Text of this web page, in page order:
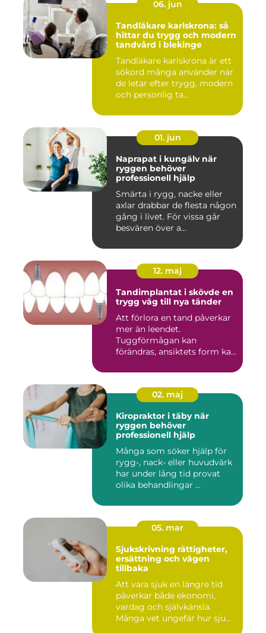
06. jun
Tandläkare karlskrona: så
hittar du trygg och modern
tandvård i blekinge
Tandläkare karlskrona är ett
sökord många använder när
de letar efter trygg, modern
och personlig ta...
01. jun
Naprapat i kungälv när
ryggen behöver
professionell hjälp
Smärta i rygg, nacke eller
axlar drabbar de flesta någon
gång i livet. För vissa går
besvären över a...
12. maj
Tandimplantat i skövde en
trygg väg till nya tänder
Att förlora en tand påverkar
mer än leendet.
Tuggförmågan kan
förändras, ansiktets form kan
02. maj
Kiropraktor i täby när
ryggen behöver
professionell hjälp
Många som söker hjälp för
rygg-, nack- eller huvudvärk
har under lång tid provat
olika behandlingar ...
05. mar
Sjukskrivning rättigheter,
ersättning och vägen
tillbaka
Att vara sjuk en längre tid
påverkar både ekonomi,
vardag och självkänsla.
Många vet ungefär hur sju...